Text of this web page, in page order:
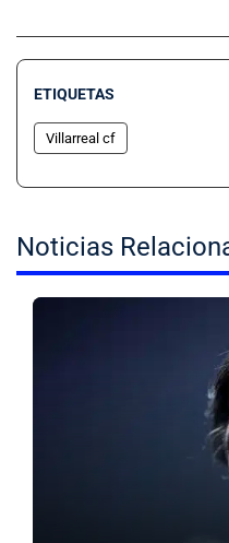
ETIQUETAS
Villarreal cf
Noticias